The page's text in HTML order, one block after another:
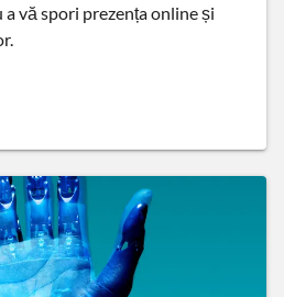
vă spori prezența online și